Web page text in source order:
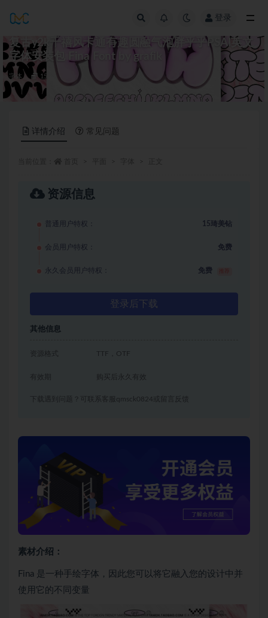
登录
复古y2k千禧风卡通有趣圆融气泡胖乎乎PSAI英文
字体安装包 Fina Font by grafik
字体 15
详情介绍 常见问题
资源信息
普通用户特权： 15琦美钻
会员用户特权： 免费
永久会员用户特权： 免费
登录后下载
其他信息
资源格式 TTF，OTF
有效期 购买后永久有效
下载遇到问题？可联系客服qmsck0824或留言反馈
素材介绍：
Fina 是一种手绘字体，因此您可以将它融入您的设计中并
使用它的不同变量